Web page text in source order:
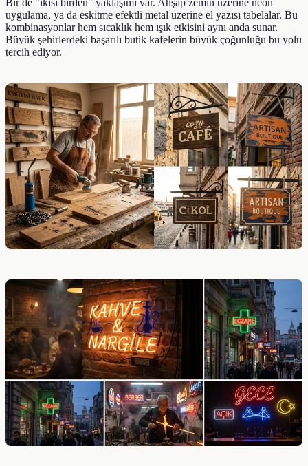
Bir de "ikisi birden" yaklaşımı var. Ahşap zemin üzerine neon
uygulama, ya da eskitme efektli metal üzerine el yazısı tabelalar. Bu
kombinasyonlar hem sıcaklık hem ışık etkisini aynı anda sunar.
Büyük şehirlerdeki başarılı butik kafelerin büyük çoğunluğu bu yolu
tercih ediyor.